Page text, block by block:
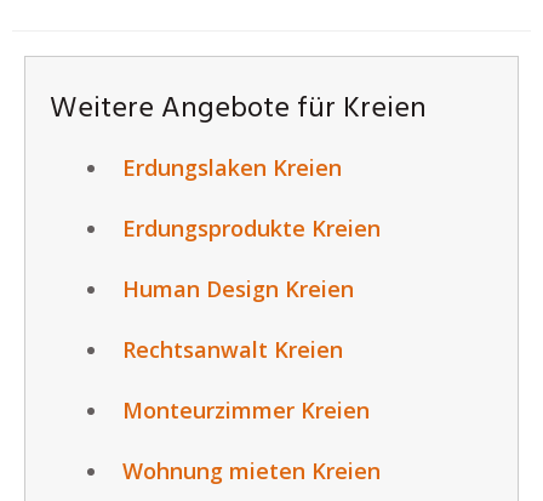
Weitere Angebote für Kreien
Erdungslaken Kreien
Erdungsprodukte Kreien
Human Design Kreien
Rechtsanwalt Kreien
Monteurzimmer Kreien
Wohnung mieten Kreien